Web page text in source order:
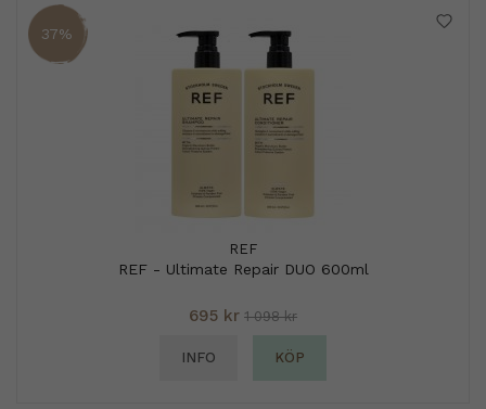
37%
REF
REF - Ultimate Repair DUO 600ml
695 kr 1 098 kr
INFO KÖP